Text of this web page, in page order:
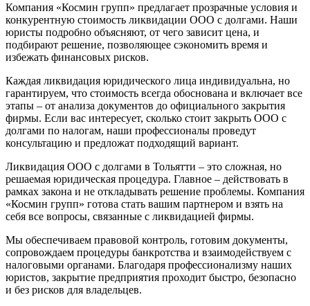
Компания «Космин групп» предлагает прозрачные условия и
конкурентную стоимость ликвидации ООО с долгами. Наши
юристы подробно объясняют, от чего зависит цена, и
подбирают решение, позволяющее сэкономить время и
избежать финансовых рисков.
Каждая ликвидация юридического лица индивидуальна, но
гарантируем, что стоимость всегда обоснована и включает все
этапы – от анализа документов до официального закрытия
фирмы. Если вас интересует, сколько стоит закрыть ООО с
долгами по налогам, наши профессионалы проведут
консультацию и предложат подходящий вариант.
Ликвидация ООО с долгами в Тольятти – это сложная, но
решаемая юридическая процедура. Главное – действовать в
рамках закона и не откладывать решение проблемы. Компания
«Космин групп» готова стать вашим партнером и взять на
себя все вопросы, связанные с ликвидацией фирмы.
Мы обеспечиваем правовой контроль, готовим документы,
сопровождаем процедуры банкротства и взаимодействуем с
налоговыми органами. Благодаря профессионализму наших
юристов, закрытие предприятия проходит быстро, безопасно
и без рисков для владельцев.